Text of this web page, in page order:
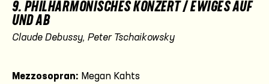
9. PHILHARMONISCHES KONZERT / EWIGES AUF
UND AB
Claude Debussy, Peter Tschaikowsky
Mezzosopran: Megan Kahts